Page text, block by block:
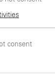
consent